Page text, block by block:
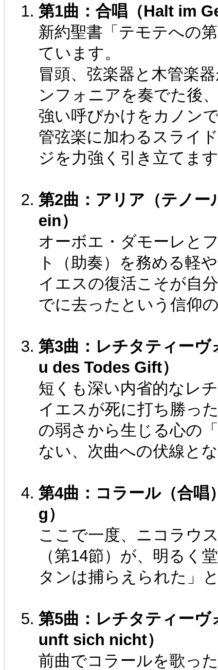
第1曲：合唱（Halt im
新約聖書「テモテへの
ています。
冒頭、弦楽器と木管楽
ンフォニアを奏でた後
強い呼びかけをカノン
管弦楽に加わるスライ
ジを力強く引き立てま
第2曲：アリア（テノ
ein）
オーボエ・ダモーレと
ト（助奏）を務める軽
イエスの復活こそが自
でに去ったという信仰
第3曲：レチタティー
u des Todes Gift）
短くも深い内省的なレ
イエスが死に打ち勝っ
の弱さから生じる心の
ない、次曲への伏線と
第4曲：コラール（合
g）
ここで一度、ニコラウ
（第14節）が、明るく
タンは捕らえられた」
第5曲：レチタティー
unft sich nicht）
前曲でコラールを歌っ